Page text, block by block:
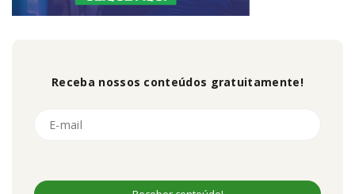
Receba nossos conteúdos gratuitamente!